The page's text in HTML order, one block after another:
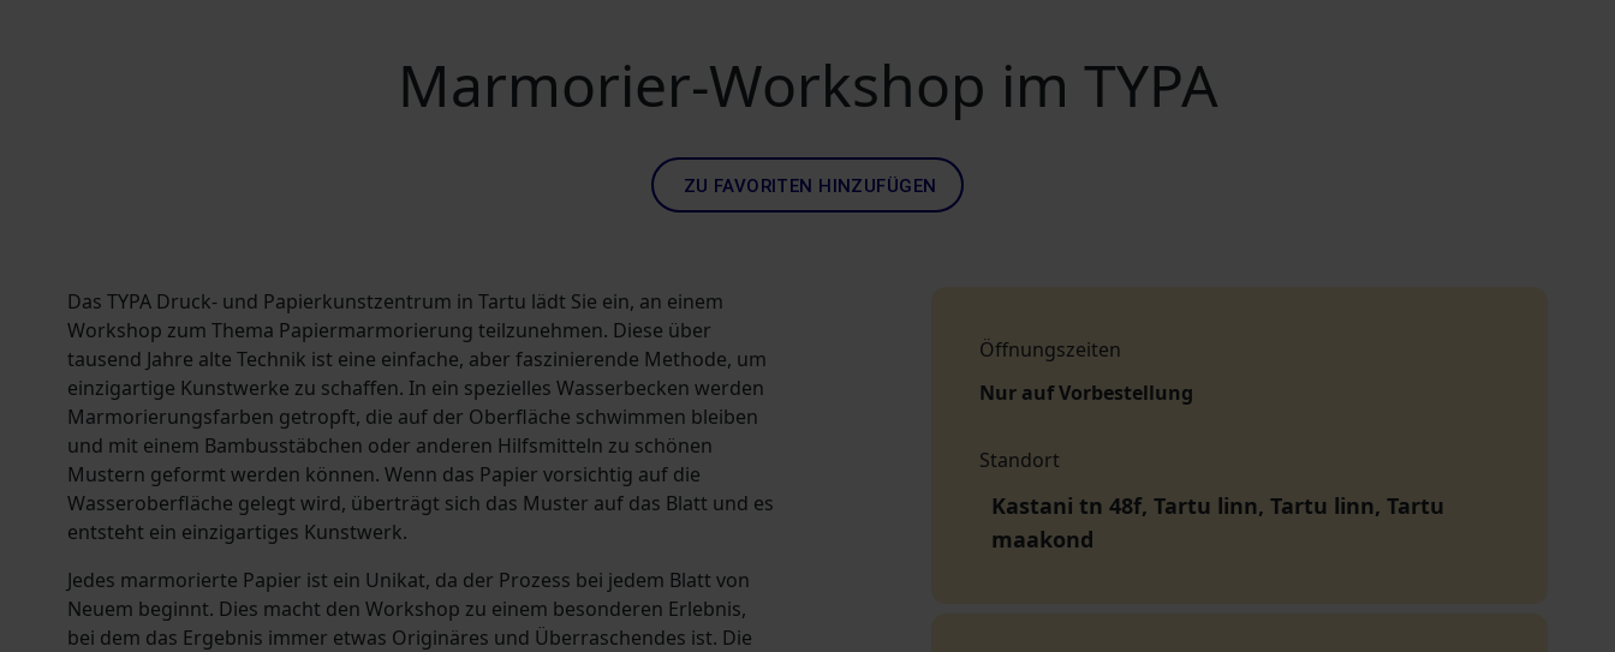
Marmorier-Workshop im TYPA
ZU FAVORITEN HINZUFÜGEN
Das TYPA Druck- und Papierkunstzentrum in Tartu lädt Sie ein, an einem
Workshop zum Thema Papiermarmorierung teilzunehmen. Diese über
tausend Jahre alte Technik ist eine einfache, aber faszinierende Methode, um
einzigartige Kunstwerke zu schaffen. In ein spezielles Wasserbecken werden
Marmorierungsfarben getropft, die auf der Oberfläche schwimmen bleiben
und mit einem Bambusstäbchen oder anderen Hilfsmitteln zu schönen
Mustern geformt werden können. Wenn das Papier vorsichtig auf die
Wasseroberfläche gelegt wird, überträgt sich das Muster auf das Blatt und es
entsteht ein einzigartiges Kunstwerk.
Jedes marmorierte Papier ist ein Unikat, da der Prozess bei jedem Blatt von
Neuem beginnt. Dies macht den Workshop zu einem besonderen Erlebnis,
bei dem das Ergebnis immer etwas Originäres und Überraschendes ist. Die
Öffnungszeiten
Nur auf Vorbestellung
Standort
Kastani tn 48f, Tartu linn, Tartu linn, Tartu
maakond